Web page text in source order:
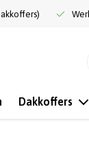
Dakkoffers